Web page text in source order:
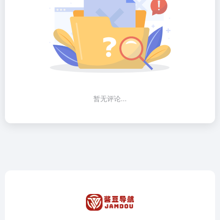
暂无评论...